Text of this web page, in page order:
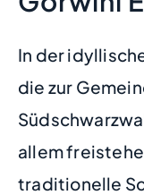
In der
die zur
allem
traditionelle